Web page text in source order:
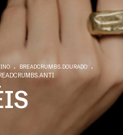
. BREADCRUMBS.DOURADO .